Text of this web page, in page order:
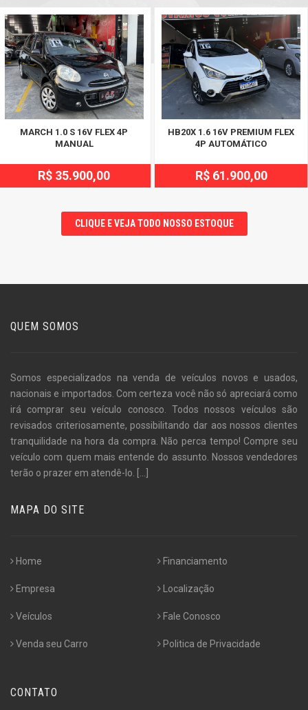
MARCH 1.0 S 16V FLEX 4P
MANUAL
R$ 35.900,00
HB20X 1.6 16V PREMIUM FLEX
4P AUTOMÁTICO
R$ 61.900,00
CLIQUE E VEJA TODO NOSSO ESTOQUE
QUEM SOMOS
Somos especializados na venda de veículos novos e usados,
nacionais e importados. Com certeza você não só apreciará como
irá comprar seu veículo conosco. Todos nossos veículos são
revisados criteriosamente, possibilitando dar aos nossos clientes
tranquilidade na hora da compra. Não perca tempo! Compre seu
veículo com quem mais entende do assunto. Nossos vendedores
terão o prazer em atendê-lo.
MAPA DO SITE
Home
Empresa
Veículos
Venda seu Carro
Financiamento
Localização
Fale Conosco
Politica de Privacidade
CONTATO